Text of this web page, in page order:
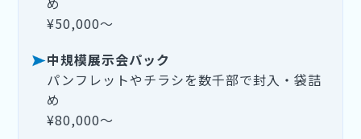
¥50,000〜
中規模展示会パック
パンフレットやチラシを数千部で封入・袋詰
め
¥80,000〜